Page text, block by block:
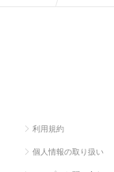
利用規約
個人情報の取り扱い